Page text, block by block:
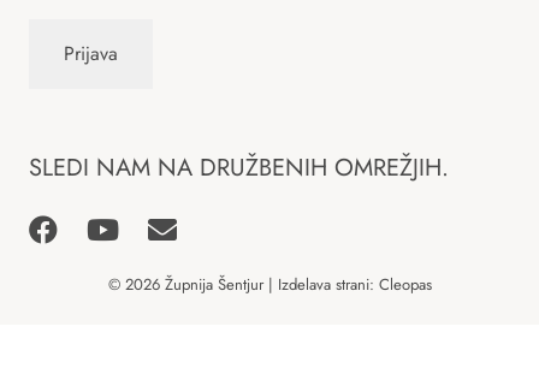
SLEDI NAM NA DRUŽBENIH OMREŽJIH.
© 2026 Župnija Šentjur | Izdelava strani: Cleopas